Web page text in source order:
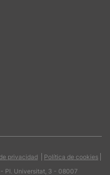
privacidad
Política de cookies
- Pl. Universitat, 3 - 08007